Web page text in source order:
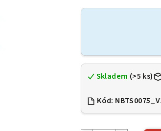
produktu
je
Skladem (>5 ks)
Kód: